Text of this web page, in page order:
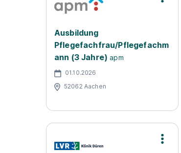
Ausbildung
Pflegefachfrau/Pflegefachm
ann (3 Jahre) apm
01.10.2026
52062 Aachen